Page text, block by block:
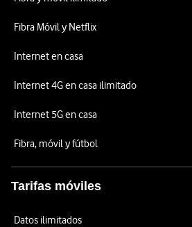
Fibra Móvil y Netflix
Internet en casa
Internet 4G en casa ilimitado
Internet 5G en casa
Fibra, móvil y fútbol
Tarifas móviles
Datos ilimitados